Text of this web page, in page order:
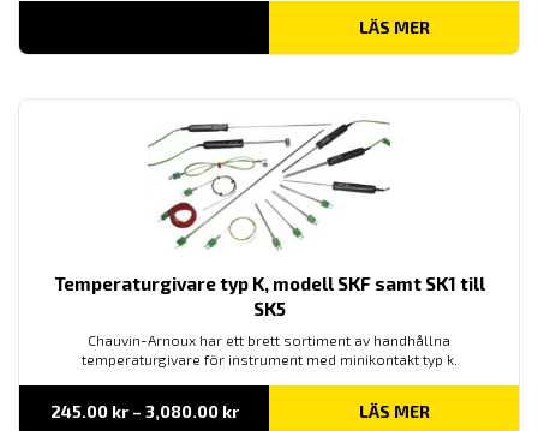
LÄS MER
Temperaturgivare typ K, modell SKF samt SK1 till
SK5
Chauvin-Arnoux har ett brett sortiment av handhållna
temperaturgivare för instrument med minikontakt typ k.
245.00 kr – 3,080.00 krPrisintervall:
LÄS MER